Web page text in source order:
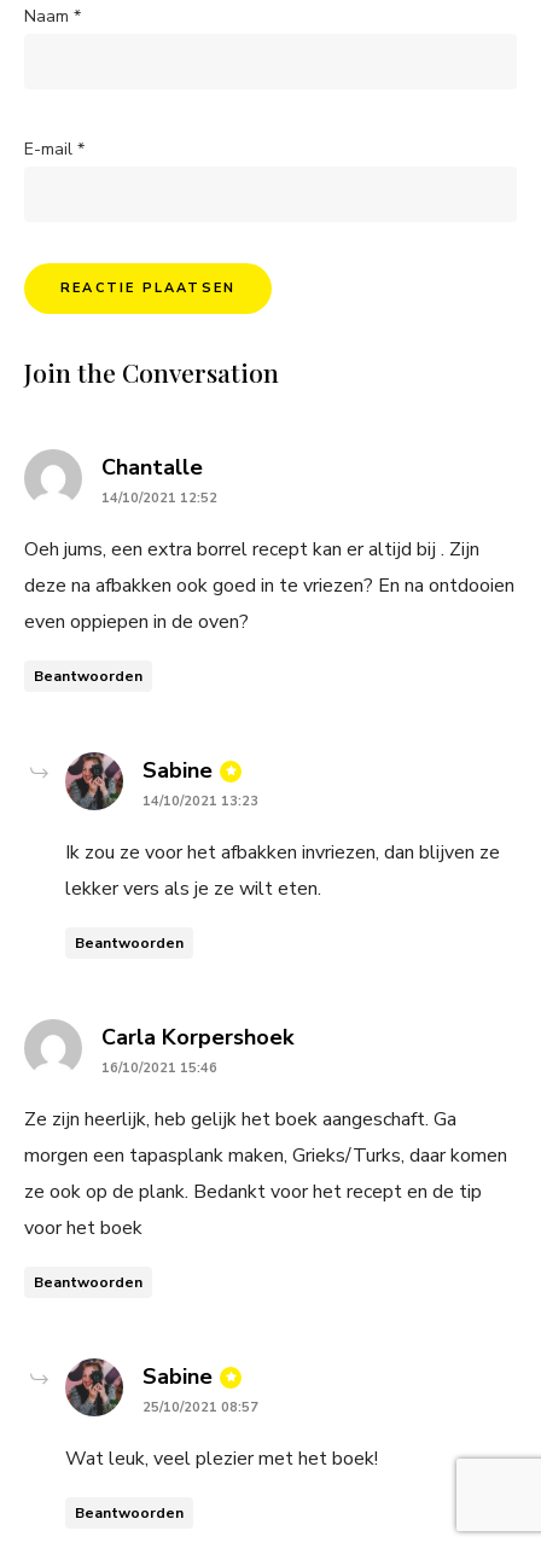
Naam *
E-mail *
Join the Conversation
Chantallesays:
14/10/2021 12:52
Oeh jums, een extra borrel recept kan er altijd bij . Zijn
deze na afbakken ook goed in te vriezen? En na ontdooien
even oppiepen in de oven?
Beantwoorden
Sabine says:
14/10/2021 13:23
Ik zou ze voor het afbakken invriezen, dan blijven ze
lekker vers als je ze wilt eten.
Beantwoorden
Carla Korpershoeksays:
16/10/2021 15:46
Ze zijn heerlijk, heb gelijk het boek aangeschaft. Ga
morgen een tapasplank maken, Grieks/Turks, daar komen
ze ook op de plank. Bedankt voor het recept en de tip
voor het boek
Beantwoorden
Sabine says:
25/10/2021 08:57
Wat leuk, veel plezier met het boek!
Beantwoorden